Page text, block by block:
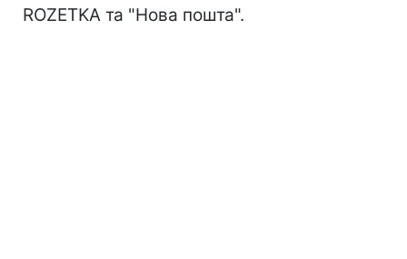
ROZETKA та "Нова пошта".